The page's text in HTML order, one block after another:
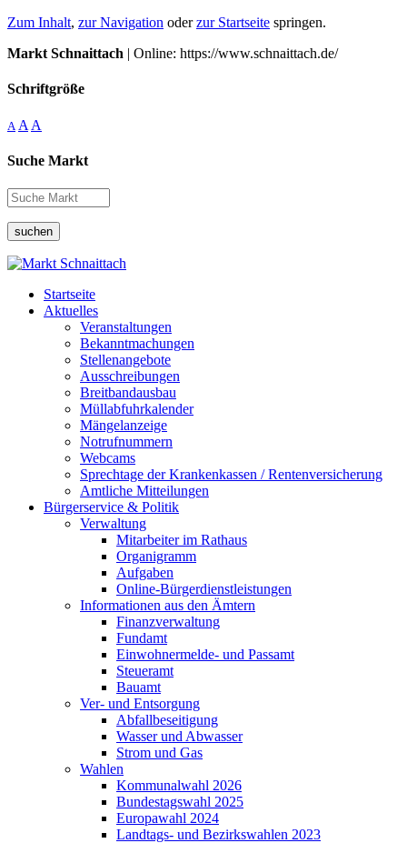
Zum Inhalt, zur Navigation oderzur Startseite springen.
Markt Schnaittach | Online: https://www.schnaittach.de/
Schriftgröße
A A A
Suche Markt
suchen
Startseite
Aktuelles
Veranstaltungen
Bekanntmachungen
Stellenangebote
Ausschreibungen
Breitbandausbau
Müllabfuhrkalender
Mängelanzeige
Notrufnummern
Webcams
Sprechtage der Krankenkassen / Rentenversicherung
Amtliche Mitteilungen
Bürgerservice & Politik
Verwaltung
Mitarbeiter im Rathaus
Organigramm
Aufgaben
Online-Bürgerdienstleistungen
Informationen aus den Ämtern
Finanzverwaltung
Fundamt
Einwohnermelde- und Passamt
Steueramt
Bauamt
Ver- und Entsorgung
Abfallbeseitigung
Wasser und Abwasser
Strom und Gas
Wahlen
Kommunalwahl 2026
Bundestagswahl 2025
Europawahl 2024
Landtags- und Bezirkswahlen 2023